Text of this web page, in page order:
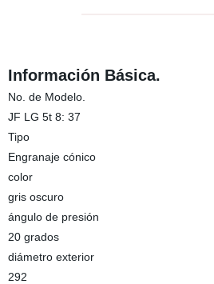
Información Básica.
No. de Modelo.
JF LG 5t 8: 37
Tipo
Engranaje cónico
color
gris oscuro
ángulo de presión
20 grados
diámetro exterior
292